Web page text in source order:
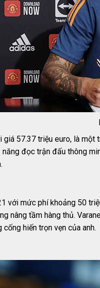
57.37 triệu euro, là
đọc trận đấu thông
với mức phí khoảng 50
nâng tầm hàng thủ.
hiến trọn vẹn của anh.